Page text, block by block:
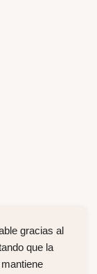
gracias al
que la